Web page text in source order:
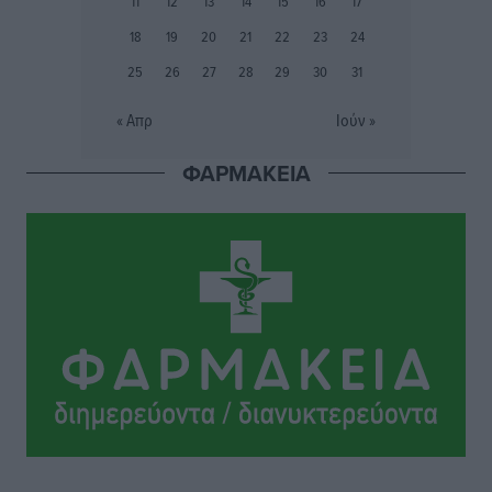
Συναυλία Μάριου Φραγκούλη – Γιώργου Περρή στην
• πριν 3 ώρες
Την άρση των εμποδίων για την άμεση λειτουργία του
βρεφονηπιακού σταθμού στην Κάσο, ζητά ο Μάνος
Τοπικές Ειδήσεις • πριν 4 ώρες
18
19 20 21 22 23
24
25
26 27 28 29 30 31
« Απρ Ιούν »
ΦΑΡΜΑΚΕΙΑ